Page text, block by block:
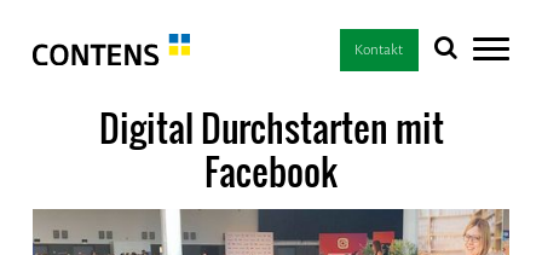
Kontakt
Digital Durchstarten mit
Facebook